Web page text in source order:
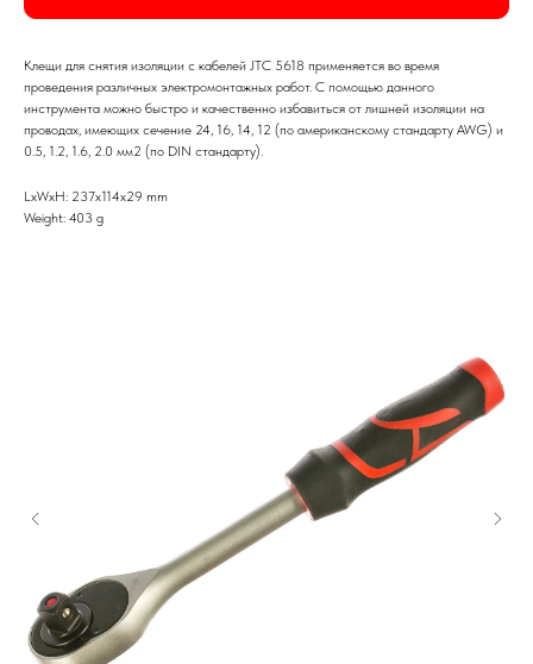
Клещи для снятия изоляции с кабелей JTC 5618 применяется во время
проведения различных электромонтажных работ. С помощью данного
инструмента можно быстро и качественно избавиться от лишней изоляции на
проводах, имеющих сечение 24, 16, 14, 12 (по американскому стандарту AWG) и
0.5, 1.2, 1.6, 2.0 мм2 (по DIN стандарту).
LxWxH: 237x114x29 mm
Weight: 403 g